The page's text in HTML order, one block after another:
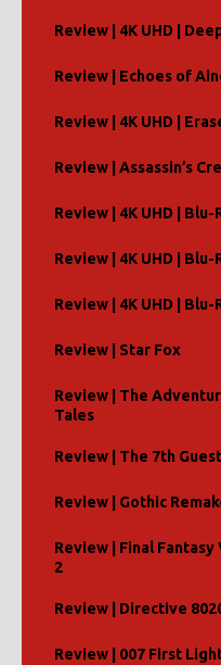
Review | 4K UHD |
Review | Echoes of
Review | 4K UHD |
Review | Assassin’s
Review | 4K UHD |
Review | 4K UHD |
Review | 4K UHD | Blu-
Review | Star Fox
Review | The
Tales
Review | The 7th
Review | Gothic
Review | Final
2
Review | Directive
Review | 007 First